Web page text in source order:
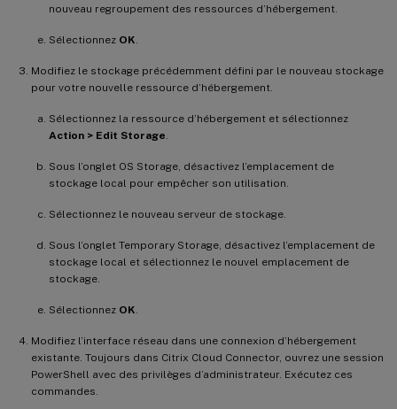
nouveau regroupement des ressources d’hébergement.
Sélectionnez OK
Modifiez le stockage précédemment défini par le nouveau stockage
pour votre nouvelle ressource d’hébergement.
Sélectionnez la ressource d’hébergement et sélectionnez
Action > Edit Storage
Sous l’onglet OS Storage, désactivez l’emplacement de
stockage local pour empêcher son utilisation.
Sélectionnez le nouveau serveur de stockage.
Sous l’onglet Temporary Storage, désactivez l’emplacement de
stockage local et sélectionnez le nouvel emplacement de
stockage.
Sélectionnez OK
Modifiez l’interface réseau dans une connexion d’hébergement
existante. Toujours dans Citrix Cloud Connector, ouvrez une session
PowerShell avec des privilèges d’administrateur. Exécutez ces
commandes.